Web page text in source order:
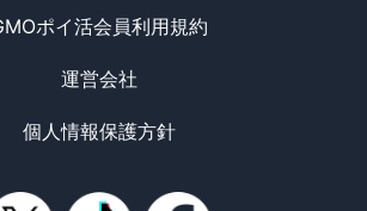
ポイ活会員利用規約
運営会社
個人情報保護方針